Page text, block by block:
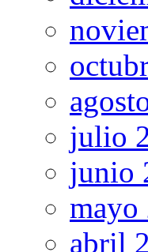
julio
junio
mayo
abril